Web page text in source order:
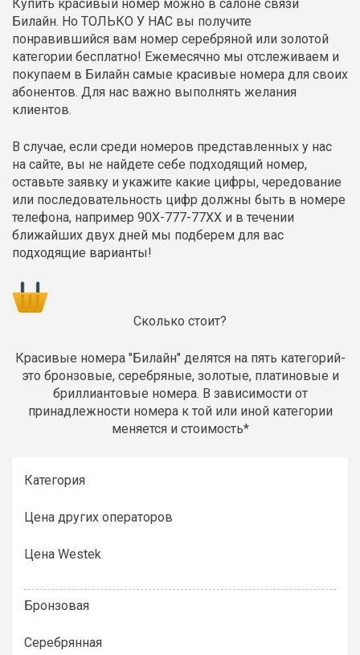
Купить красивый номер можно в салоне связи
Билайн. Но ТОЛЬКО У НАС вы получите
понравившийся вам номер серебряной или золотой
категории бесплатно! Ежемесячно мы отслеживаем и
покупаем в Билайн самые красивые номера для своих
абонентов. Для нас важно выполнять желания
клиентов.
В случае, если среди номеров представленных у нас
на сайте, вы не найдете себе подходящий номер,
оставьте заявку и укажите какие цифры, чередование
или последовательность цифр должны быть в номере
телефона, например 90Х-777-77ХХ и в течении
ближайших двух дней мы подберем для вас
подходящие варианты!
Сколько стоит?
Красивые номера "Билайн" делятся на пять категорий-
это бронзовые, серебряные, золотые, платиновые и
бриллиантовые номера. В зависимости от
принадлежности номера к той или иной категории
меняется и стоимость*
Категория
Цена других операторов
Цена Westek
Бронзовая
Серебрянная